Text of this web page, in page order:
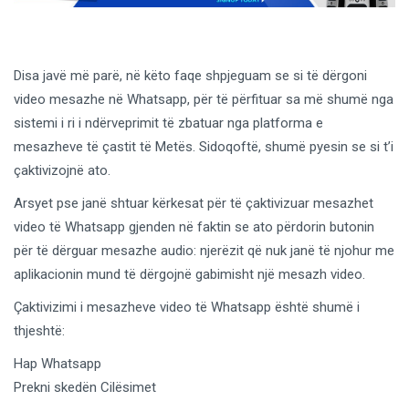
Disa javë më parë, në këto faqe shpjeguam se si të dërgoni
video mesazhe në Whatsapp, për të përfituar sa më shumë nga
sistemi i ri i ndërveprimit të zbatuar nga platforma e
mesazheve të çastit të Metës. Sidoqoftë, shumë pyesin se si t’i
çaktivizojnë ato.
Arsyet pse janë shtuar kërkesat për të çaktivizuar mesazhet
video të Whatsapp gjenden në faktin se ato përdorin butonin
për të dërguar mesazhe audio: njerëzit që nuk janë të njohur me
aplikacionin mund të dërgojnë gabimisht një mesazh video.
Çaktivizimi i mesazheve video të Whatsapp është shumë i
thjeshtë:
Hap Whatsapp
Prekni skedën Cilësimet